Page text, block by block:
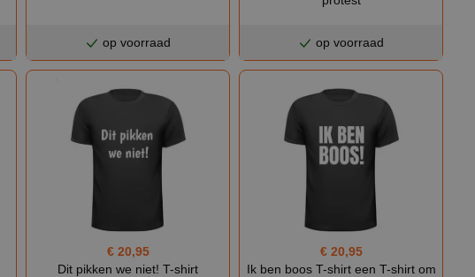
op voorraad op voorraad
€ 20,95
Dit pikken we niet! T-shirt
€ 20,95
Ik ben boos T-shirt een T-shirt om